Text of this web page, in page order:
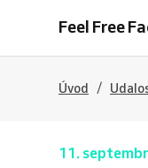
Feel Free
Úvod /
11.